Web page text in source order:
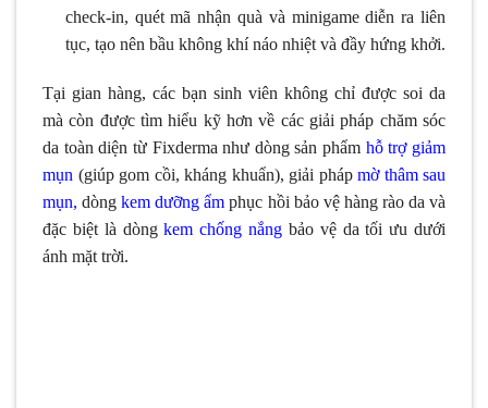
check-in, quét mã nhận quà và minigame diễn ra liên
tục, tạo nên bầu không khí náo nhiệt và đầy hứng khởi.
Tại gian hàng, các bạn sinh viên không chỉ được soi da
mà còn được tìm hiểu kỹ hơn về các giải pháp chăm sóc
da toàn diện từ Fixderma như dòng sản phẩm hỗ trợ giảm
mụn (giúp gom cồi, kháng khuẩn), giải pháp mờ thâm sau
mụn, dòngkem dưỡng ẩm phục hồi bảo vệ hàng rào da và
đặc biệt là dòngkem chống nắng bảo vệ da tối ưu dưới
ánh mặt trời.